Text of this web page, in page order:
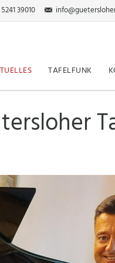
39010
TAFELFUNK